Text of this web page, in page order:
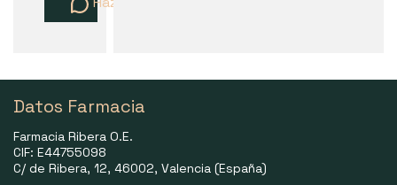
Datos Farmacia
Farmacia Ribera O.E.
CIF: E44755098
C/ de Ribera, 12, 46002, Valencia (España)